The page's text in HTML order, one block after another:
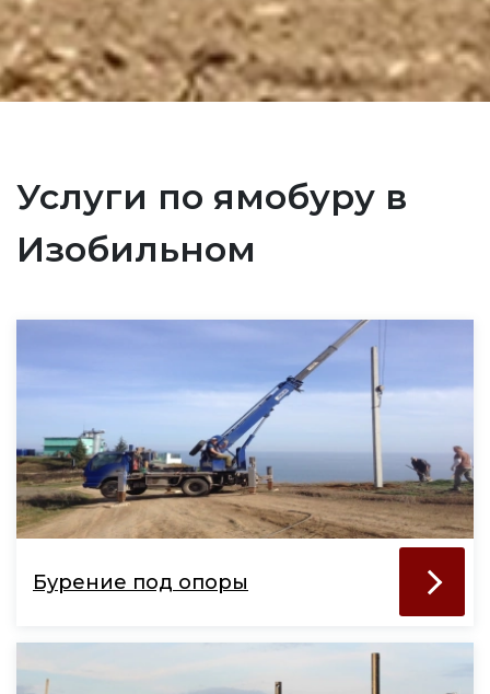
Услуги по ямобуру в
Изобильном
Бурение под опоры